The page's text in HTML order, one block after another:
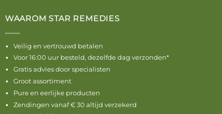
WAAROM STAR REMEDIES
Veilig en vertrouwd betalen
Voor 16:00 uur besteld, dezelfde dag verzonden*
Gratis advies door specialisten
Groot assortiment
Pure en eerlijke producten
Zendingen vanaf € 30 altijd verzekerd